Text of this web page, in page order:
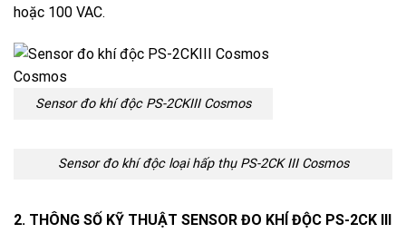
hoặc 100 VAC.
Sensor đo khí độc PS-2CKIII Cosmos
Sensor đo khí độc loại hấp thụ PS-2CK III Cosmos
2. THÔNG SỐ KỸ THUẬT SENSOR ĐO KHÍ ĐỘC PS-2CK III